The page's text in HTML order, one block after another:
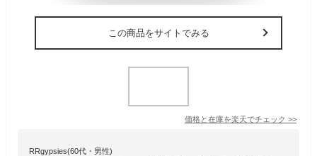
この商品をサイトでみる
価格と在庫を楽天でチェック >>
RRgypsies(60代・男性)